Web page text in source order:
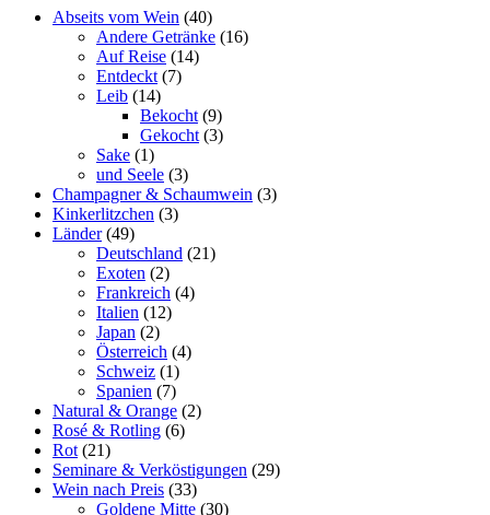
anzeigen
YouTube
anzeigen
Abseits vom Wein (40)
Andere Getränke (16)
Auf Reise (14)
Entdeckt (7)
Leib (14)
Bekocht (9)
Gekocht (3)
Sake (1)
und Seele (3)
Champagner & Schaumwein (3)
Kinkerlitzchen (3)
Länder(49)
Deutschland (21)
Exoten (2)
Frankreich (4)
Italien (12)
Japan (2)
Österreich (4)
Schweiz (1)
Spanien (7)
Natural & Orange (2)
Rosé & Rotling (6)
Rot (21)
Seminare & Verköstigungen (29)
Wein nach Preis (33)
Goldene Mitte (30)